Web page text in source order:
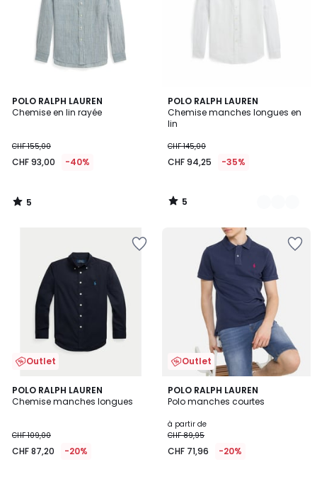
POLO RALPH LAUREN
Chemise en lin rayée
93,00
au
de
CHF
réduction
appliquée.
CHF 155,00
CHF 93,00 -40%
5
/
5
/
POLO RALPH LAUREN
Chemise manches longues en
lin
CHF 145,00
CHF 94,25 -35%
5
/
5
2
Couleurs
5
/
Outlet
POLO RALPH LAUREN
Chemise manches longues
CHF 109,00
CHF 87,20 -20%
Outlet
POLO RALPH LAUREN
Polo manches courtes
à partir de
CHF 89,95
CHF 71,96 -20%
3,7
/ 5
2
Couleurs